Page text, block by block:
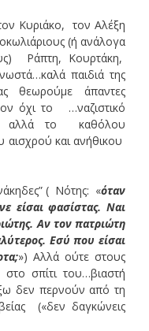
Κυριάκο, τον Αλέξη
(ή ανάλογα
Ράπτη, Κουρτάκη,
παιδιά της
θεωρούμε άπαντες
όχι το …ναζιστικό
αλλά το καθόλου
και ανήθικου
( Νότης: «όταν
είσαι φασίστας. Ναι
Αν τον πατριώτη
Εσύ που είσαι
») Αλλά ούτε στους
σπίτι του…βιαστή
δεν περνούν από τη
(«δεν δαγκώνεις